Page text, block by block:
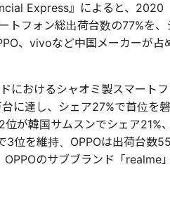
Express』によると、2020
トフォン総出荷台数の77%を、
、vivoなど中国メーカーが占
におけるシャオミ製スマートフ
に達し、シェア27%で首位を磐
が韓国サムスンでシェア21%
3位を維持、OPPOは出荷台数
のサブブランド「realme